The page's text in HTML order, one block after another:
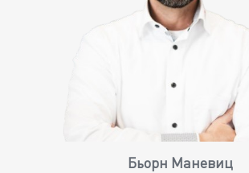
Бьорн Маневиц